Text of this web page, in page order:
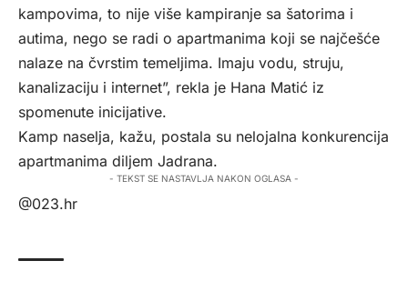
kampovima, to nije više kampiranje sa šatorima i
autima, nego se radi o apartmanima koji se najčešće
nalaze na čvrstim temeljima. Imaju vodu, struju,
kanalizaciju i internet”, rekla je Hana Matić iz
spomenute inicijative.
Kamp naselja, kažu, postala su nelojalna konkurencija
apartmanima diljem Jadrana.
- TEKST SE NASTAVLJA NAKON OGLASA -
@023.hr